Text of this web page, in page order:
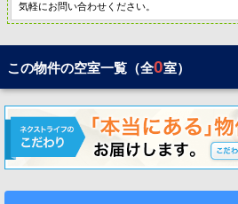
気軽にお問い合わせください。
この物件の空室一覧（全0室）